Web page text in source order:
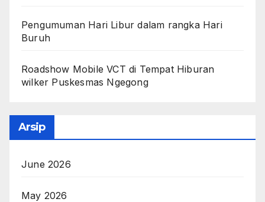
Pengumuman Hari Libur dalam rangka Hari
Buruh
Roadshow Mobile VCT di Tempat Hiburan
wilker Puskesmas Ngegong
Arsip
June 2026
May 2026